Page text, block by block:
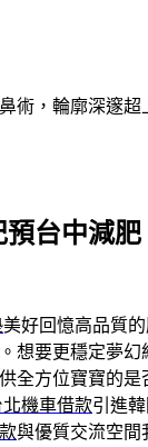
術，輪廓深邃
預台中減肥
美好回憶高品質
想要更穩定夢幻
全方位寶寶的是
北機車借款引進
與優質交流空間